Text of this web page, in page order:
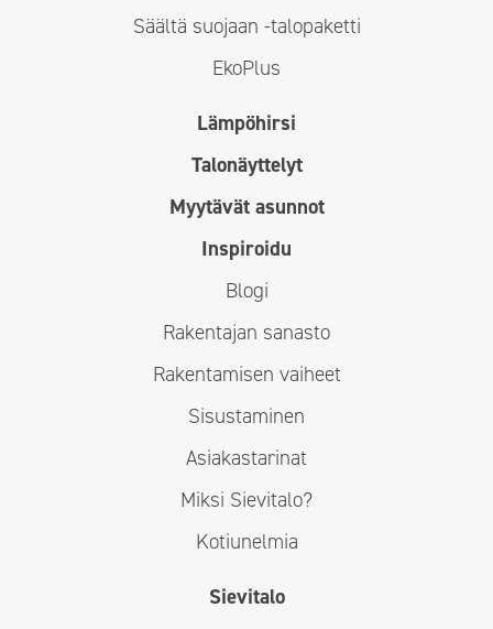
Säältä suojaan -talopaketti
EkoPlus
Lämpöhirsi
Talonäyttelyt
Myytävät asunnot
Inspiroidu
Blogi
Rakentajan sanasto
Rakentamisen vaiheet
Sisustaminen
Asiakastarinat
Miksi Sievitalo?
Kotiunelmia
Sievitalo